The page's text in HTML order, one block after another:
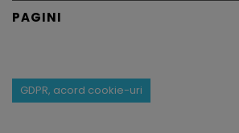
PAGINI
GDPR, acord cookie-uri